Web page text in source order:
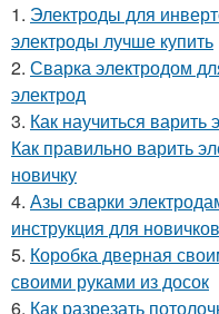
1. Электроды для
электроды лучше купить
2. Сварка электродом
электрод
3. Как научиться варить
Как правильно варить
новичку
4. Азы сварки
инструкция для новичков
5. Коробка дверная
своими руками из досок
6. Как разрезать